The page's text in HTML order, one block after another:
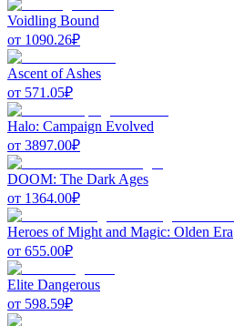
Voidling Bound
от 1090.26₽
Ascent of Ashes
от 571.05₽
Halo: Campaign Evolved
от 3897.00₽
DOOM: The Dark Ages
от 1364.00₽
Heroes of Might and Magic: Olden Era
от 655.00₽
Elite Dangerous
от 598.59₽